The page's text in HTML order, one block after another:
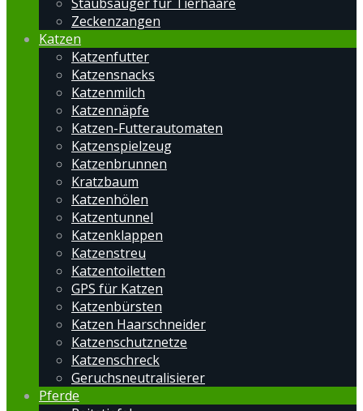
Zeckenzangen
Katzen
Katzenfutter
Katzensnacks
Katzenmilch
Katzennäpfe
Katzen-Futterautomaten
Katzenspielzeug
Katzenbrunnen
Kratzbaum
Katzenhölen
Katzentunnel
Katzenklappen
Katzenstreu
Katzentoiletten
GPS für Katzen
Katzenbürsten
Katzen Haarschneider
Katzenschutznetze
Katzenschreck
Geruchsneutralisierer
Pferde